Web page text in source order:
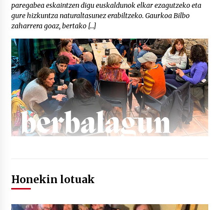
paregabea eskaintzen digu euskaldunok elkar ezagutzeko eta
gure hizkuntza naturaltasunez erabiltzeko. Gaurkoa Bilbo
zaharrera goaz, bertako […]
Honekin lotuak